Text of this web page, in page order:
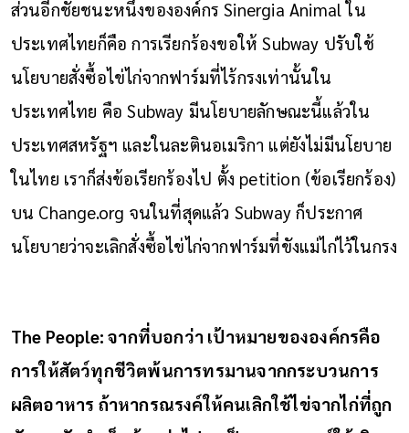
ส่วนอีกชัยชนะหนึ่งขององค์กร Sinergia Animal ใน
ประเทศไทยก็คือ การเรียกร้องขอให้ Subway ปรับใช้
นโยบายสั่งซื้อไข่ไก่จากฟาร์มที่ไร้กรงเท่านั้นใน
ประเทศไทย คือ Subway มีนโยบายลักษณะนี้แล้วใน
ประเทศสหรัฐฯ และในละตินอเมริกา แต่ยังไม่มีนโยบาย
ในไทย เราก็ส่งข้อเรียกร้องไป ตั้ง petition (ข้อเรียกร้อง)
บน Change.org จนในที่สุดแล้ว Subway ก็ประกาศ
นโยบายว่าจะเลิกสั่งซื้อไข่ไก่จากฟาร์มที่ขังแม่ไก่ไว้ในกรง
The People: จากที่บอกว่า เป้าหมายขององค์กรคือ
การให้สัตว์ทุกชีวิตพ้นการทรมานจากกระบวนการ
ผลิตอาหาร ถ้าหากรณรงค์ให้คนเลิกใช้ไข่จากไก่ที่ถูก